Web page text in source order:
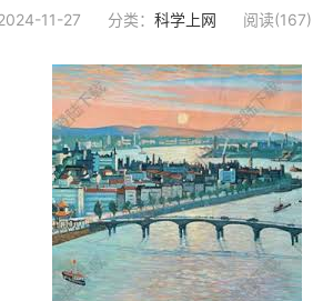
11-27 分类： 科学上网 阅读(167)